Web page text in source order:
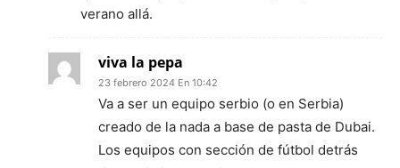
verano allá.
viva la pepa
23 febrero 2024 En 10:42
Va a ser un equipo serbio (o en Serbia)
creado de la nada a base de pasta de Dubai.
Los equipos con sección de fútbol detrás